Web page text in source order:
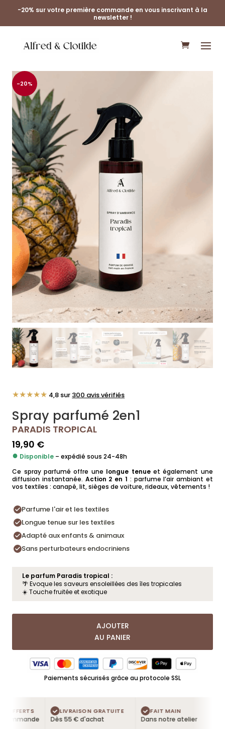
-20% sur votre première commande en vous inscrivant à la
newsletter !
-20%
★★★★★ 4,8 sur 300 avis vérifiés
Spray parfumé 2en1
PARADIS TROPICAL
19,90 €
● Disponible – expédié sous 24-48h
Ce spray parfumé offre une longue tenue et également une
diffusion instantanée. Action 2 en 1 : parfume l’air ambiant et
vos textiles : canapé, lit, sièges de voiture, rideaux, vêtements !
Parfume l'air et les textiles
Longue tenue sur les textiles
Adapté aux enfants & animaux
Sans perturbateurs endocriniens
Le parfum Paradis tropical :
🌴 Evoque les saveurs ensoleillées des îles tropicales
☀️ Touche fruitée et exotique
AJOUTER
AU PANIER
Paiements sécurisés grâce au protocole SSL
LIVRAISON GRATUITE
Dès 55 € d'achat
FAIT MAIN
Dans notre atelier